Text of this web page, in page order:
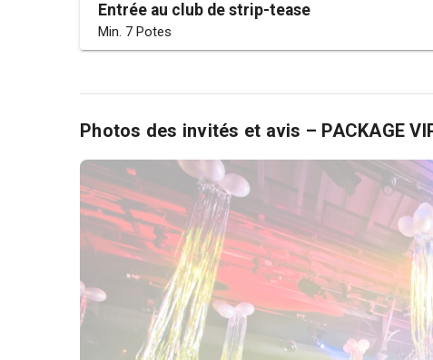
Entrée au club de strip-tease
Min. 7 Potes
Photos des invités et avis – PACKAGE